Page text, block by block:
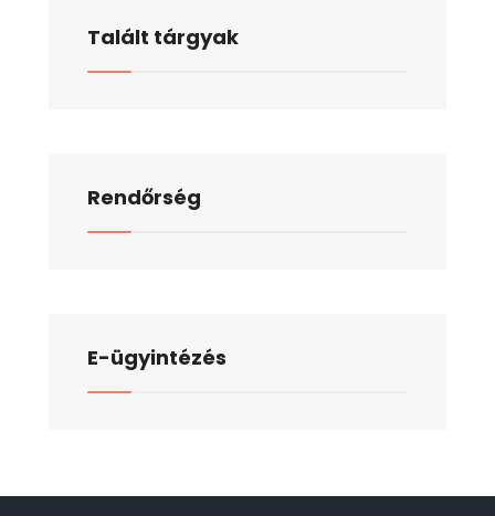
Talált tárgyak
Rendőrség
E-ügyintézés